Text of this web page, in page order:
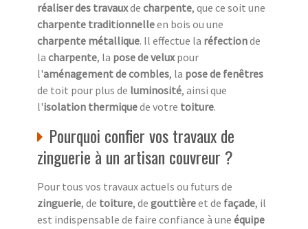
réaliser des travauxde charpente, que ce soit une
charpente traditionnelleen bois ou une
charpente métallique. Il effectue la réfectionde
la charpente, la pose de veluxpour
l'aménagement de combles, la pose de fenêtres
de toit pour plus de luminosité, ainsi que
l'isolation thermiquede votre toiture.
Pourquoi confier vos travaux de
zinguerie à un artisan couvreur ?
Pour tous vos travaux actuels ou futurs de
zinguerie, de toiture, de gouttièreet de façade, il
est indispensable de faire confiance à une équipe